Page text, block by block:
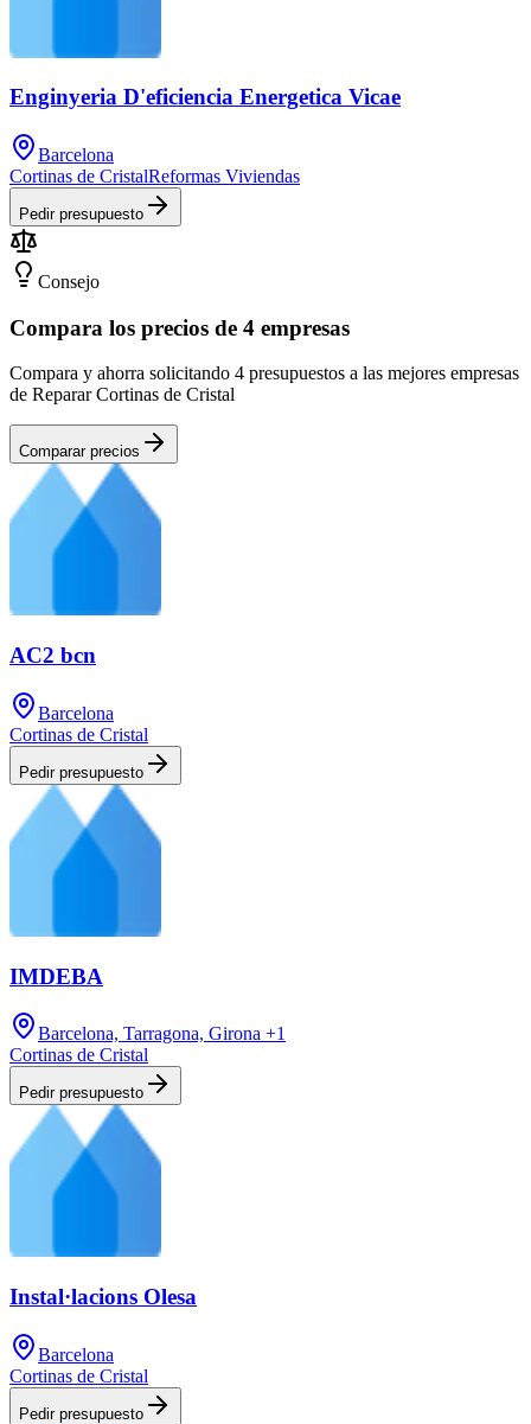
Enginyeria D'eficiencia Energetica Vicae
Barcelona
Cortinas de CristalReformas Viviendas
Pedir presupuesto
Consejo
Compara los precios de 4 empresas
Compara y ahorra solicitando 4 presupuestos a las mejores empresas
de Reparar Cortinas de Cristal
Comparar precios
AC2 bcn
Barcelona
Cortinas de Cristal
Pedir presupuesto
IMDEBA
Barcelona, Tarragona, Girona +1
Cortinas de Cristal
Pedir presupuesto
Instal·lacions Olesa
Barcelona
Cortinas de Cristal
Pedir presupuesto